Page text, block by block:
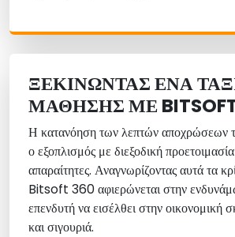
ΞΕΚΙΝΏΝΤΑΣ ΈΝΑ
ΜΆΘΗΣΗΣ ΜΕ
Η κατανόηση των λεπτών αποχρώσεων
ο εξοπλισμός με διεξοδική προετοιμασία
απαραίτητες. Αναγνωρίζοντας αυτά τα
Bitsoft 360 αφιερώνεται στην
επενδυτή να εισέλθει στην οικονομική
και σιγουριά.